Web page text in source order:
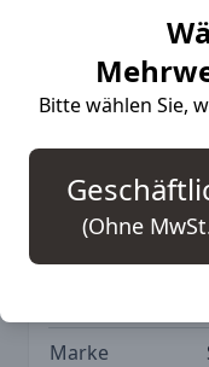
Bitte wählen Sie,
(Ohne
Die
Achten Sie
Ihr Schuhmodell.
More
Marke